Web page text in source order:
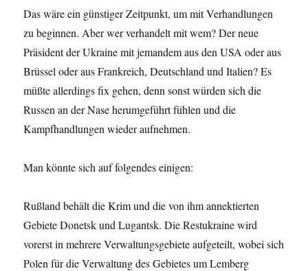
Das wäre ein günstiger Zeitpunkt, um mit Verhandlungen
zu beginnen. Aber wer verhandelt mit wem? Der neue
Präsident der Ukraine mit jemandem aus den USA oder aus
Brüssel oder aus Frankreich, Deutschland und Italien? Es
müßte allerdings fix gehen, denn sonst würden sich die
Russen an der Nase herumgeführt fühlen und die
Kampfhandlungen wieder aufnehmen.
Man könnte sich auf folgendes einigen:
Rußland behält die Krim und die von ihm annektierten
Gebiete Donetsk und Lugantsk. Die Restukraine wird
vorerst in mehrere Verwaltungsgebiete aufgeteilt, wobei sich
Polen für die Verwaltung des Gebietes um Lemberg